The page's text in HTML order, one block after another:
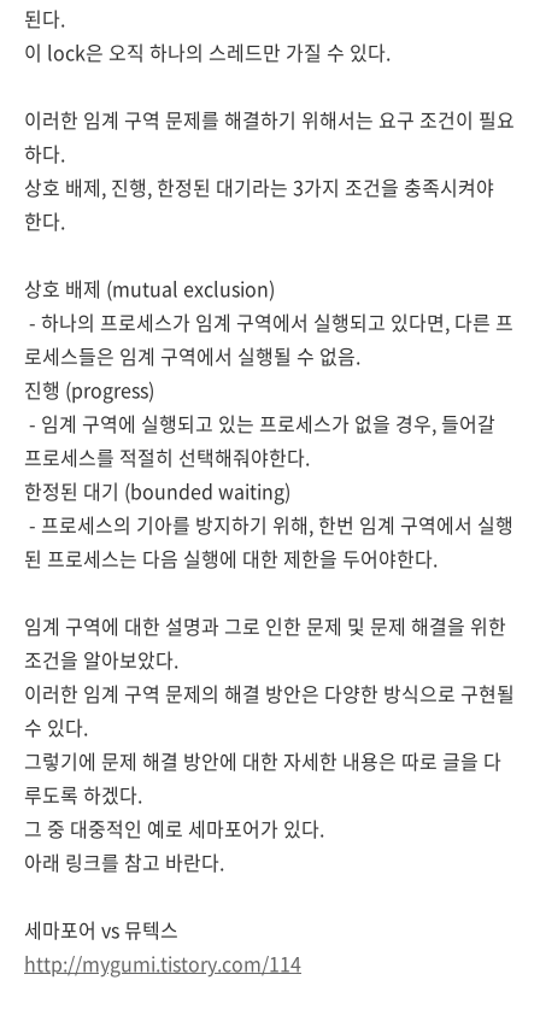
된다.
이 lock은 오직 하나의 스레드만 가질 수 있다.
이러한 임계 구역 문제를 해결하기 위해서는 요구 조건이 필요
하다.
상호 배제, 진행, 한정된 대기라는 3가지 조건을 충족시켜야
한다.
상호 배제 (mutual exclusion)
- 하나의 프로세스가 임계 구역에서 실행되고 있다면, 다른 프
로세스들은 임계 구역에서 실행될 수 없음.
진행 (progress)
- 임계 구역에 실행되고 있는 프로세스가 없을 경우, 들어갈
프로세스를 적절히 선택해줘야한다.
한정된 대기 (bounded waiting)
- 프로세스의 기아를 방지하기 위해, 한번 임계 구역에서 실행
된 프로세스는 다음 실행에 대한 제한을 두어야한다.
임계 구역에 대한 설명과 그로 인한 문제 및 문제 해결을 위한
조건을 알아보았다.
이러한 임계 구역 문제의 해결 방안은 다양한 방식으로 구현될
수 있다.
그렇기에 문제 해결 방안에 대한 자세한 내용은 따로 글을 다
루도록 하겠다.
그 중 대중적인 예로 세마포어가 있다.
아래 링크를 참고 바란다.
세마포어 vs 뮤텍스
http://mygumi.tistory.com/114